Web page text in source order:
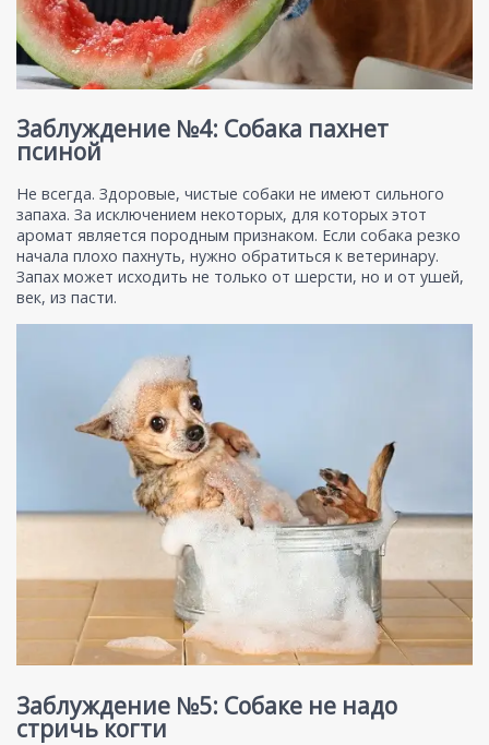
Заблуждение №4: Собака пахнет
псиной
Не всегда. Здоровые, чистые собаки не имеют сильного
запаха. За исключением некоторых, для которых этот
аромат является породным признаком. Если собака резко
начала плохо пахнуть, нужно обратиться к ветеринару.
Запах может исходить не только от шерсти, но и от ушей,
век, из пасти.
Заблуждение №5: Собаке не надо
стричь когти